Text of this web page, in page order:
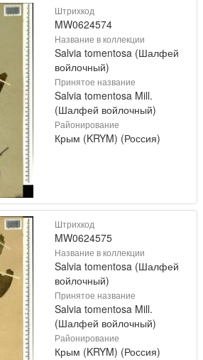
Штрихкод
MW0624574
Название в коллекции
Salvia tomentosa (Шалфей
войлочный)
Принятое название
Salvia tomentosa Mill.
(Шалфей войлочный)
Районирование
Крым (KRYM) (Россия)
Штрихкод
MW0624575
Название в коллекции
Salvia tomentosa (Шалфей
войлочный)
Принятое название
Salvia tomentosa Mill.
(Шалфей войлочный)
Районирование
Крым (KRYM) (Россия)